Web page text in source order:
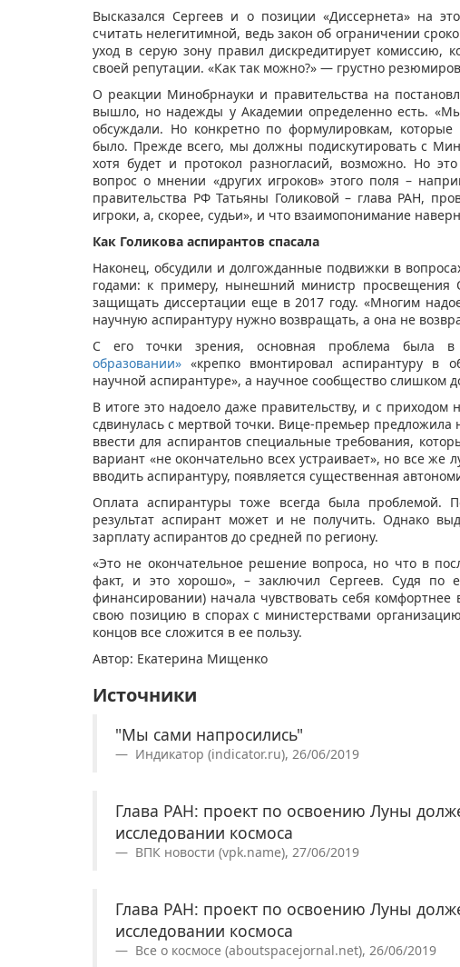
Высказался Сергеев и о позиции «Диссернета» на
считать нелегитимной, ведь закон об ограничении
уход в серую зону правил дискредитирует комиссию,
своей репутации. «Как так можно?» — грустно
О реакции Минобрнауки и правительства на
вышло, но надежды у Академии определенно есть.
обсуждали. Но конкретно по формулировкам,
было. Прежде всего, мы должны подискутировать с
хотя будет и протокол разногласий, возможно. Но
вопрос о мнении «других игроков» этого поля –
правительства РФ Татьяны Голиковой – глава РАН,
игроки, а, скорее, судьи», и что взаимопонимание
Как Голикова аспирантов спасала
Наконец, обсудили и долгожданные подвижки в
годами: к примеру, нынешний министр просвещения
защищать диссертации еще в 2017 году. «Многим
научную аспирантуру нужно возвращать, а она не
С его точки зрения, основная проблема была
образовании» «крепко вмонтировал аспирантуру в
научной аспирантуре», а научное сообщество слишком
В итоге это надоело даже правительству, и с
сдвинулась с мертвой точки. Вице-премьер
ввести для аспирантов специальные требования,
вариант «не окончательно всех устраивает», но все
вводить аспирантуру, появляется существенная
Оплата аспирантуры тоже всегда была проблемой.
результат аспирант может и не получить. Однако
зарплату аспирантов до средней по региону.
«Это не окончательное решение вопроса, но что в
факт, и это хорошо», – заключил Сергеев. Судя по
финансировании) начала чувствовать себя комфортнее
свою позицию в спорах с министерствами
концов все сложится в ее пользу.
Автор: Екатерина Мищенко
Источники
"Мы сами напросились"
Индикатор (indicator.ru), 26/06/2019
Глава РАН: проект по освоению Луны
исследовании космоса
ВПК новости (vpk.name), 27/06/2019
Глава РАН: проект по освоению Луны
исследовании космоса
Все о космосе (aboutspacejornal.net), 26/06/2019